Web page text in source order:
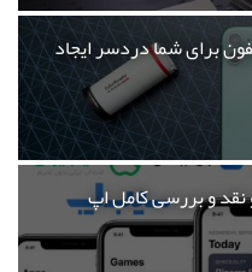
برای شما دردسر ایجاد
نقد و بررسی کامل اپ